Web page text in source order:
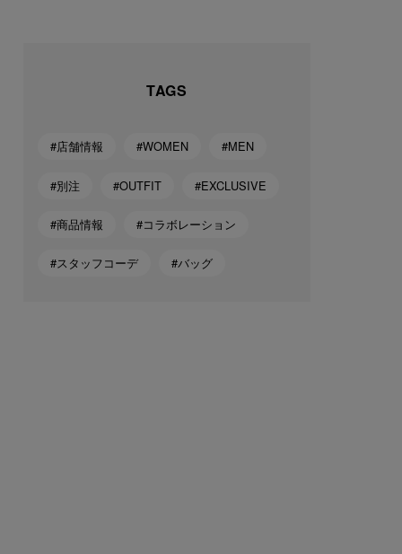
TAGS
#店舗情報 #WOMEN #MEN
#別注 #OUTFIT #EXCLUSIVE
#商品情報 #コラボレーション
#スタッフコーデ #バッグ